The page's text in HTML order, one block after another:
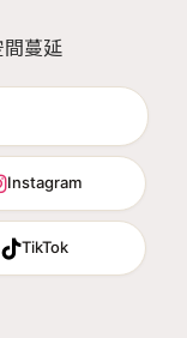
蔓延
Instagram
TikTok